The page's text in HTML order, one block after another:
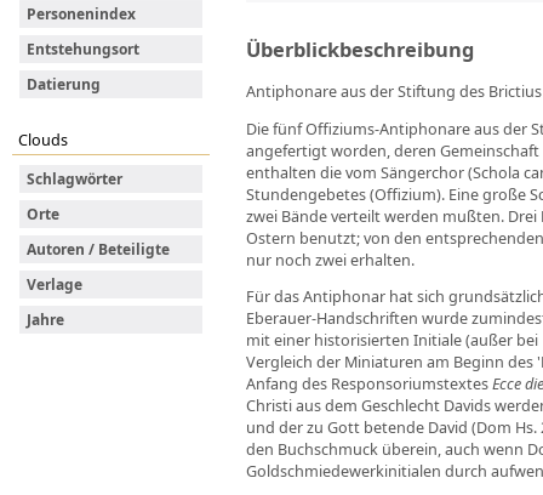
Personenindex
Entstehungsort
Datierung
Clouds
Schlagwörter
Orte
Autoren / Beteiligte
Verlage
Jahre
Überblickbeschreibung
Antiphonare aus der Stiftung des
Die fünf Offiziums-Antiphonare aus der
angefertigt worden, deren Gemeinschaft
enthalten die vom Sängerchor (Schola
Stundengebetes (Offizium). Eine große
zwei Bände verteilt werden mußten.
Ostern benutzt; von den
nur noch zwei erhalten.
Für das Antiphonar hat sich
Eberauer-Handschriften wurde
mit einer historisierten Initiale (außer
Vergleich der Miniaturen am Beginn
Anfang des ResponsoriumstextesEcce
Christi aus dem Geschlecht Davids
und der zu Gott betende David (Dom
den Buchschmuck überein, auch wenn
Goldschmiedewerkinitialen durch